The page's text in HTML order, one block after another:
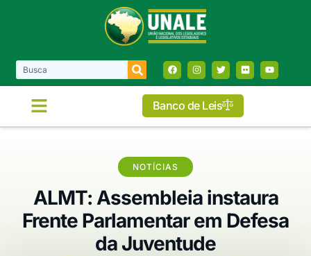
Banco de Leis
NOTÍCIAS
ALMT: Assembleia instaura
Frente Parlamentar em Defesa
da Juventude